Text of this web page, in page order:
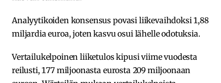
Analyytikoiden konsensus povasi liikevaihdoksi 1,88
miljardia euroa, joten kasvu osui lähelle odotuksia.
Vertailukelpoinen liiketulos kipusi viime vuodesta
reilusti, 177 miljoonasta eurosta 209 miljoonaan